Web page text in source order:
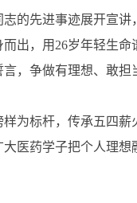
的先进事迹展开宣
出，用26岁年轻生
，争做有理想、敢
为标杆，传承五四
医药学子把个人理